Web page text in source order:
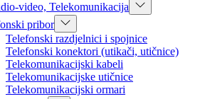
video, Telekomunikacija
pribor
Telefonski razdjelnici i spojnice
Telefonski konektori (utikači, utičnice)
Telekomunikacijski kabeli
Telekomunikacijske utičnice
Telekomunikacijski ormari